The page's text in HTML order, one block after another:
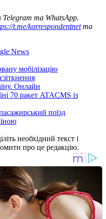
Telegram та WhatsApp.
t.me/korrespondentnetта
News
мобілізацію
Онлайн
70 ракет ATACMS із
поїзд
необхідний текст і
про це редакцію.